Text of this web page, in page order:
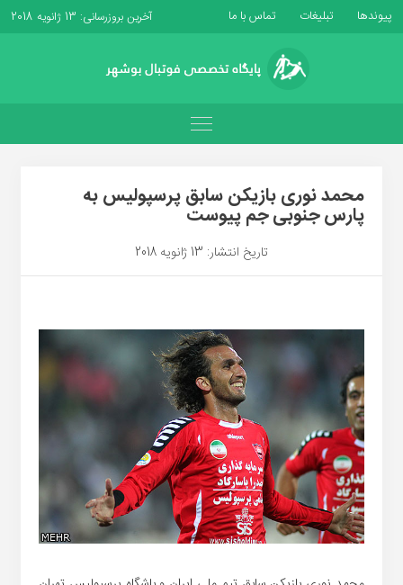
پیوندها تبلیغات تماس با ما آخرین بروزرسانی: 13 ژانویه 2018
محمد نوری بازیکن سابق پرسپولیس به
پارس جنوبی جم پیوست
تاریخ انتشار: 13 ژانویه 2018